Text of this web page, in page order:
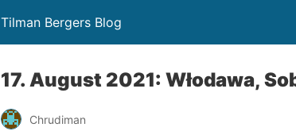
Tilman Bergers Blog
17. August 2021: Włodawa,
Chrudiman